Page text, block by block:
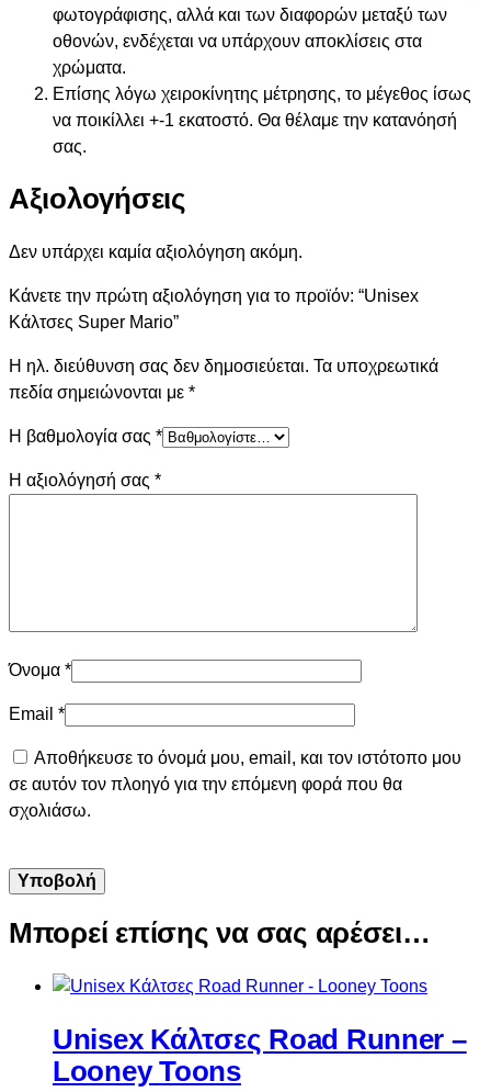
φωτογράφισης, αλλά και των διαφορών μεταξύ των
οθονών, ενδέχεται να υπάρχουν αποκλίσεις στα
χρώματα.
Επίσης λόγω χειροκίνητης μέτρησης, το μέγεθος ίσως
να ποικίλλει +-1 εκατοστό. Θα θέλαμε την κατανόησή
σας.
Αξιολογήσεις
Δεν υπάρχει καμία αξιολόγηση ακόμη.
Κάνετε την πρώτη αξιολόγηση για το προϊόν: “Unisex
Κάλτσες Super Mario”
Η ηλ. διεύθυνση σας δεν δημοσιεύεται. Τα υποχρεωτικά
πεδία σημειώνονται με *
Η βαθμολογία σας *
Η αξιολόγησή σας *
Όνομα *
Email *
Αποθήκευσε το όνομά μου, email, και τον ιστότοπο μου
σε αυτόν τον πλοηγό για την επόμενη φορά που θα
σχολιάσω.
Μπορεί επίσης να σας αρέσει…
Unisex Κάλτσες Road Runner –
Looney Toons